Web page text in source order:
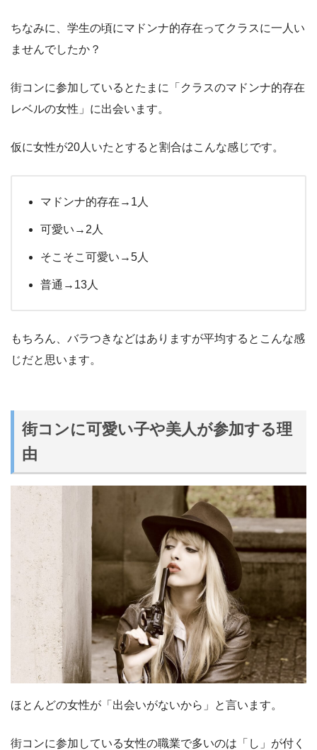
ちなみに、学生の頃にマドンナ的存在ってクラスに一人い
ませんでしたか？
街コンに参加しているとたまに「クラスのマドンナ的存在
レベルの女性」に出会います。
仮に女性が20人いたとすると割合はこんな感じです。
マドンナ的存在→1人
可愛い→2人
そこそこ可愛い→5人
普通→13人
もちろん、バラつきなどはありますが平均するとこんな感
じだと思います。
街コンに可愛い子や美人が参加する理
由
ほとんどの女性が「出会いがないから」と言います。
街コンに参加している女性の職業で多いのは「し」が付く